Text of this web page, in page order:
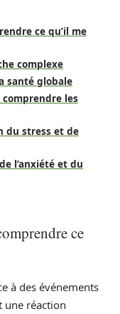
ce qu’il me
complexe
santé globale
les
du stress et de
l’anxiété et du
ce
à des événements
une réaction